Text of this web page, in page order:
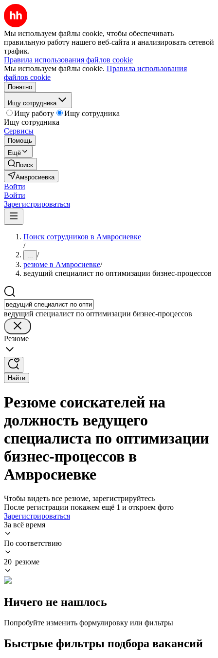
Мы используем файлы cookie, чтобы обеспечивать
правильную работу нашего веб-сайта и анализировать сетевой
трафик.
Правила использования файлов cookie
Мы используем файлы cookie. Правила использования
файлов cookie
Понятно
Ищу сотрудника
Ищу работу
Ищу сотрудника
Ищу сотрудника
Сервисы
Помощь
Ещё
Поиск
Амвросиевка
Войти
Войти
Зарегистрироваться
Поиск сотрудников в Амвросиевке
/
... /
резюме в Амвросиевке/
ведущий специалист по оптимизации бизнес-процессов
ведущий специалист по оптимизации бизнес-процессов
Резюме
Найти
Резюме соискателей на
должность ведущего
специалиста по оптимизации
бизнес-процессов в
Амвросиевке
Чтобы видеть все резюме, зарегистрируйтесь
После регистрации покажем ещё 1 и откроем фото
Зарегистрироваться
За всё время
По соответствию
20 резюме
Ничего не нашлось
Попробуйте изменить формулировку или фильтры
Быстрые фильтры подбора вакансий